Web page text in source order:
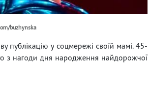
buzhynska
публікацію у соцмережі своїй мамі. 45-
з нагоди дня народження найдорожчої